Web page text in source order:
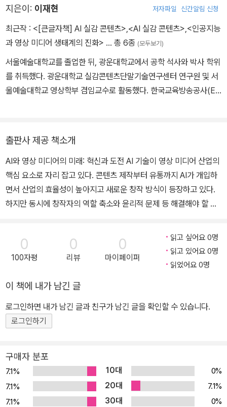
프로듀서로 재직하며 <지아이조(G.I.Joe)>(2009), <아이언맨(Iro
n Man)>(2008) 외 다수의 할리우드 영화와 광고, 게임 제작에 참
여했다. AI영상, 가상현실(VR) 콘텐츠 및 다양한 특수영상 분야의 제
지은이: 이재현 저자파일 신간알림 신청
최근작 : <[큰글자책] AI 실감 콘텐츠> <AI 실감 콘텐츠> <인공지능
과 영상 미디어 생태계의 진화> … 총 6종 (모두보기)
서울예술대학교를 졸업한 뒤, 광운대학교에서 공학 석사와 박사 학위
를 취득했다. 광운대학교 실감콘텐츠단말기술연구센터 연구원 및 서
울예술대학교 영상학부 겸임교수로 활동했다. 한국교육방송공사(EB
텐츠 제작을 담당했다. 현재는 AI 기반 미디어 및 실감 콘텐츠에 관심
을 가지고 연구를 수행하고 있다.
출판사 제공 책소개
AI와 영상 미디어의 미래: 혁신과 도전 AI 기술이 영상 미디어 산업의
핵심 요소로 자리 잡고 있다. 콘텐츠 제작부터 유통까지 AI가 개입하
면서 산업의 효율성이 높아지고 새로운 창작 방식이 등장하고 있다.
하지만 동시에 창작자의 역할 축소와 윤리적 문제 등 해결해야 할 과
으로 분석하며, 기술 혁신과 창작의 균형을 모색한다. 과거 필름에서
디지털로의 전환이 가져온 변화를 살펴보고, AI가 창작과 소비의 방
식을 어떻게 바꾸고 있는지 탐구한다. AI를 활용한 영화, 버추얼 휴먼,
을 조망한다. AI의 발전을 단순히 두려워할 것이 아니라, 창작자와 산
업 종사자들이 이를 어떻게 활용할 것인지 고민해야 한다. AI는 단순
한 기술이 아니라 인간의 창의성을 확장할 수 있는 도구가 될 수 있다.
그러나 데이터 편향, 저작권 문제 등 윤리적 논의도 함께 이루어져야
기업이 AI를 효과적으로 활용할 방향을 제시한다. AI 시대에 대비하
고, 기술과 인간의 협업이 어떻게 이루어질 수 있을지 고민하는 모든
이들에게 실질적인 통찰을 제공할 것이다.
0
100자평
0
리뷰
0
마이페이퍼
읽고 싶어요 0명
읽고 있어요 0명
읽었어요 0명
이 책에 내가 남긴 글
로그인하면 내가 남긴 글과 친구가 남긴 글을 확인할 수 있습니다.
로그인하기
구매자 분포
7.1% 10대
0%
7.1%
20대
7.1%
7.1%
30대
0%